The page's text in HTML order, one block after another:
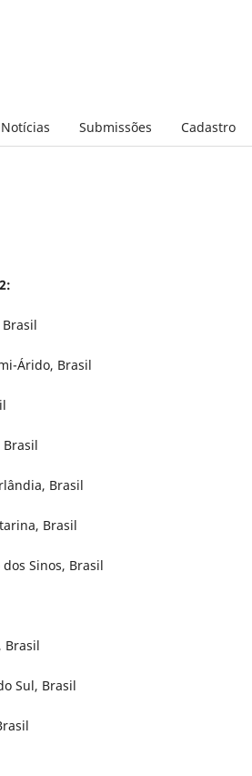
Notícias Submissões Cadastro
Árido, Brasil
Brasil
Brasil
Brasil
Sinos, Brasil
Brasil
Sul, Brasil